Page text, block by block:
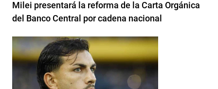
Milei presentará la reforma de la Carta Orgánica
del Banco Central por cadena nacional